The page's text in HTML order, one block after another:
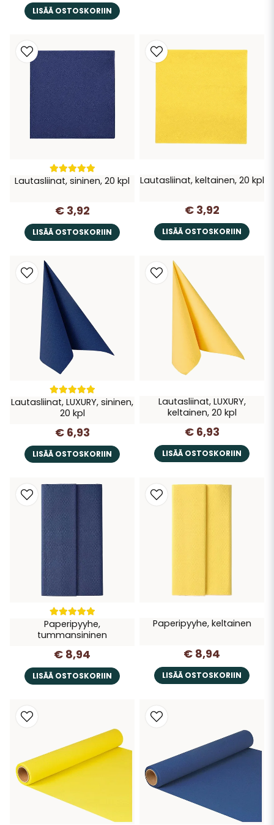
LISÄÄ OSTOSKORIIN
Lautasliinat, sininen, 20 kpl
€ 3,92
LISÄÄ OSTOSKORIIN
Lautasliinat, keltainen, 20 kpl
€ 3,92
LISÄÄ OSTOSKORIIN
Lautasliinat, LUXURY, sininen,
20 kpl
€ 6,93
LISÄÄ OSTOSKORIIN
Lautasliinat, LUXURY,
keltainen, 20 kpl
€ 6,93
LISÄÄ OSTOSKORIIN
Paperipyyhe,
tummansininen
€ 8,94
LISÄÄ OSTOSKORIIN
Paperipyyhe, keltainen
€ 8,94
LISÄÄ OSTOSKORIIN